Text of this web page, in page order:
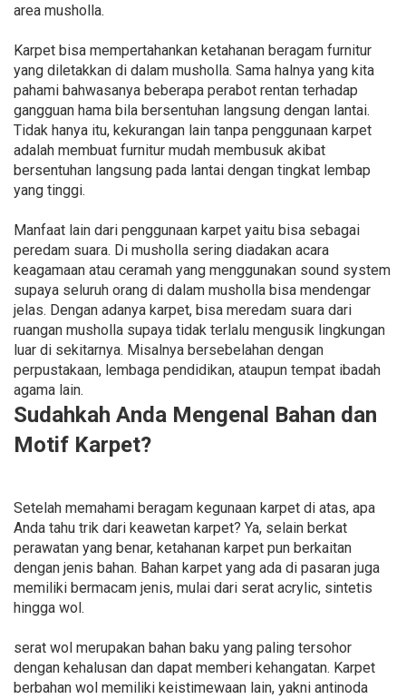
area musholla.
Karpet bisa mempertahankan ketahanan beragam furnitur
yang diletakkan di dalam musholla. Sama halnya yang kita
pahami bahwasanya beberapa perabot rentan terhadap
gangguan hama bila bersentuhan langsung dengan lantai.
Tidak hanya itu, kekurangan lain tanpa penggunaan karpet
adalah membuat furnitur mudah membusuk akibat
bersentuhan langsung pada lantai dengan tingkat lembap
yang tinggi.
Manfaat lain dari penggunaan karpet yaitu bisa sebagai
peredam suara. Di musholla sering diadakan acara
keagamaan atau ceramah yang menggunakan sound system
supaya seluruh orang di dalam musholla bisa mendengar
jelas. Dengan adanya karpet, bisa meredam suara dari
ruangan musholla supaya tidak terlalu mengusik lingkungan
luar di sekitarnya. Misalnya bersebelahan dengan
perpustakaan, lembaga pendidikan, ataupun tempat ibadah
agama lain.
Sudahkah Anda Mengenal Bahan dan
Motif Karpet?
Setelah memahami beragam kegunaan karpet di atas, apa
Anda tahu trik dari keawetan karpet? Ya, selain berkat
perawatan yang benar, ketahanan karpet pun berkaitan
dengan jenis bahan. Bahan karpet yang ada di pasaran juga
memiliki bermacam jenis, mulai dari serat acrylic, sintetis
hingga wol.
serat wol merupakan bahan baku yang paling tersohor
dengan kehalusan dan dapat memberi kehangatan. Karpet
berbahan wol memiliki keistimewaan lain, yakni antinoda